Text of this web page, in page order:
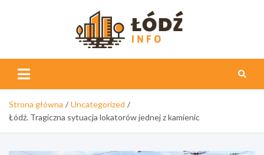
Info
Strona główna
Uncategorized
Łódź. Tragiczna sytuacja lokatorów jednej z kamienic